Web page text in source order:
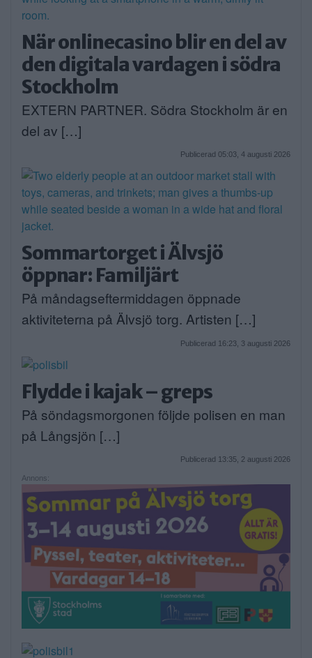
När onlinecasino blir en del av
den digitala vardagen i södra
Stockholm
EXTERN PARTNER. Södra Stockholm är en
del av […]
Publicerad 05:03, 4 augusti 2026
Sommartorget i Älvsjö
öppnar: Familjärt
På måndagseftermiddagen öppnade
aktiviteterna på Älvsjö torg. Artisten […]
Publicerad 16:23, 3 augusti 2026
Flydde i kajak – greps
På söndagsmorgonen följde polisen en man
på Långsjön […]
Publicerad 13:35, 2 augusti 2026
Annons: